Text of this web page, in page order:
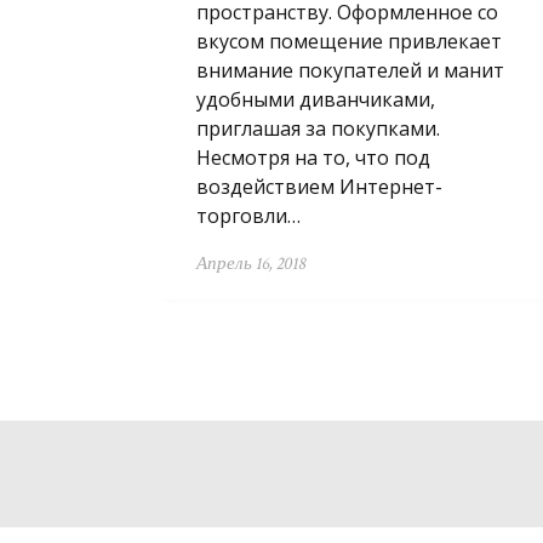
пространству. Оформленное со
вкусом помещение привлекает
внимание покупателей и манит
удобными диванчиками,
приглашая за покупками.
Несмотря на то, что под
воздействием Интернет-
торговли…
Апрель 16, 2018